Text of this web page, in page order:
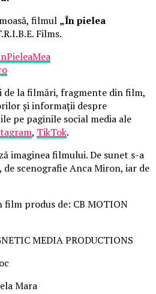
filmul „În pielea
Films.
de la filmări, fragmente din film,
și informații despre
pe paginile social media ale
, TikTok.
imaginea filmului. De sunet s-a
scenografie Anca Miron, iar de
film produs de: CB MOTION
MEDIA PRODUCTIONS
Mara